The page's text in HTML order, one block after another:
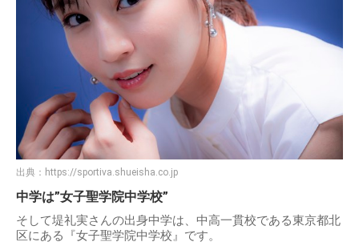
出典： https://sportiva.shueisha.co.jp
中学は”女子聖学院中学校”
そして堤礼実さんの出身中学は、中高一貫校である東京都北
区にある『女子聖学院中学校』です。